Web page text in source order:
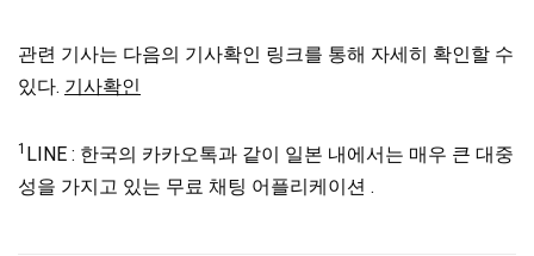
관련 기사는 다음의 기사확인 링크를 통해 자세히 확인할 수
있다. 기사확인
1 LINE : 한국의 카카오톡과 같이 일본 내에서는 매우 큰 대중
성을 가지고 있는 무료 채팅 어플리케이션 .